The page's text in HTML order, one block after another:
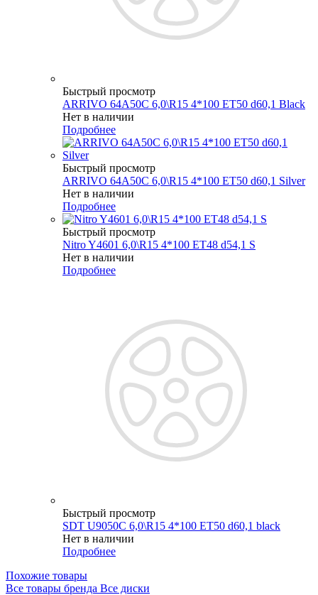
Быстрый просмотр
ARRIVO 64A50C 6,0\R15 4*100 ET50 d60,1 Black
Нет в наличии
Подробнее
Быстрый просмотр
ARRIVO 64A50C 6,0\R15 4*100 ET50 d60,1 Silver
Нет в наличии
Подробнее
Быстрый просмотр
Nitro Y4601 6,0\R15 4*100 ET48 d54,1 S
Нет в наличии
Подробнее
Быстрый просмотр
SDT U9050C 6,0\R15 4*100 ET50 d60,1 black
Нет в наличии
Подробнее
Похожие товары
Все товары бренда Все диски